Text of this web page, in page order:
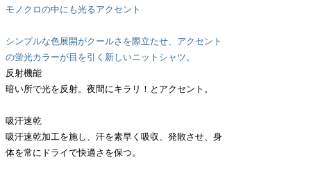
モノクロの中にも光るアクセント
シンプルな色展開がクールさを際立たせ、アクセント
の蛍光カラーが目を引く新しいニットシャツ。
反射機能
暗い所で光を反射。夜間にキラリ！とアクセント。
吸汗速乾
吸汗速乾加工を施し、汗を素早く吸収、発散させ、身
体を常にドライで快適さを保つ。